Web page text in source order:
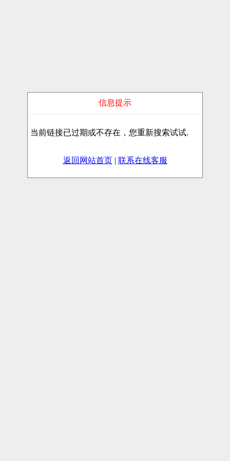
信息提示
当前链接已过期或不存在，您重新搜索试试.
返回网站首页| 联系在线客服